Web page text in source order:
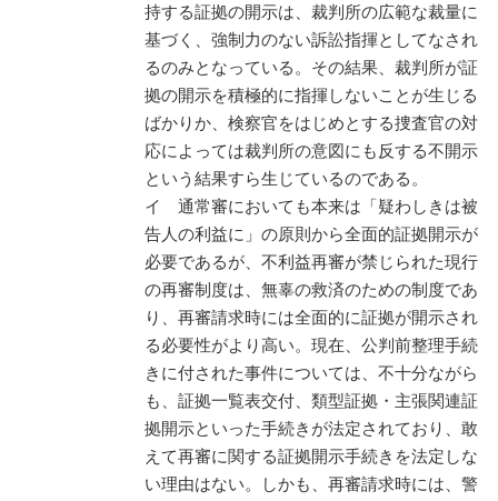
持する証拠の開示は、裁判所の広範な裁量に
基づく、強制力のない訴訟指揮としてなされ
るのみとなっている。その結果、裁判所が証
拠の開示を積極的に指揮しないことが生じる
ばかりか、検察官をはじめとする捜査官の対
応によっては裁判所の意図にも反する不開示
という結果すら生じているのである。
イ 通常審においても本来は「疑わしきは被
告人の利益に」の原則から全面的証拠開示が
必要であるが、不利益再審が禁じられた現行
の再審制度は、無辜の救済のための制度であ
り、再審請求時には全面的に証拠が開示され
る必要性がより高い。現在、公判前整理手続
きに付された事件については、不十分ながら
も、証拠一覧表交付、類型証拠・主張関連証
拠開示といった手続きが法定されており、敢
えて再審に関する証拠開示手続きを法定しな
い理由はない。しかも、再審請求時には、警